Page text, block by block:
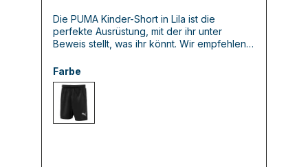
Die PUMA Kinder-Short in Lila ist die
perfekte Ausrüstung, mit der ihr unter
Beweis stellt, was ihr könnt. Wir empfehlen
Short mit dem angenehmen Tragegefühl.
Training und Match stellen jetzt kein
Problem mehr dar, denn ihr seid hiermit
bestens für euren Einsatz vorbereitet. Ein
wunderbares, preiswertes Einsteiger-Modell
Farbe
003 PUMA BLACK-PUMA WHITE